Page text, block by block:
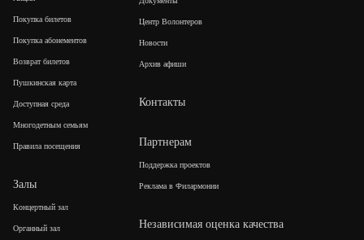
Покупка билетов
Покупка абонементов
Возврат билетов
Пушкинская карта
Доступная среда
Многодетным семьям
Правила посещения
Залы
Концертный зал
Органный зал
Центр Волонтеров
Новости
Архив афиши
Контакты
Партнерам
Поддержка проектов
Реклама в Филармонии
Независимая оценка качества